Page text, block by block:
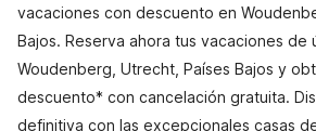
vacaciones con descuento en
Bajos. Reserva ahora tus vacaciones de
Woudenberg, Utrecht, Países Bajos y
descuento* con cancelación gratuita.
definitiva con las excepcionales casas